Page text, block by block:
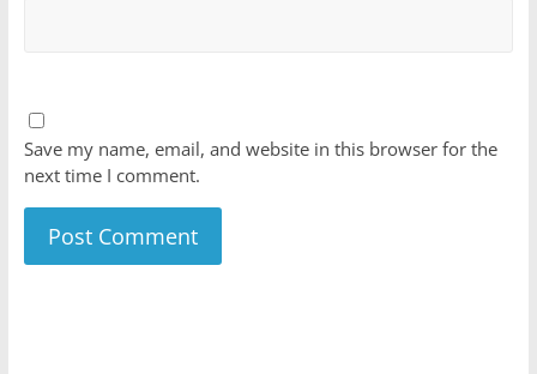
Save my name, email, and website in this browser for the
next time I comment.